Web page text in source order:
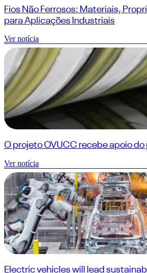
Fios Não Ferrosos: Materiais,
para Aplicações Industriais
Ver notícia
O projeto OVUCC recebe apoio
Ver notícia
Electric vehicles will lead